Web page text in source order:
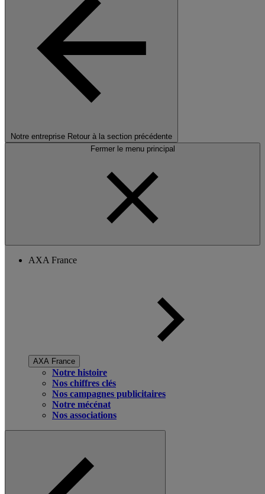
Notre entreprise Retour à la section précédente
Fermer le menu principal
AXA France
AXA France
Notre histoire
Nos chiffres clés
Nos campagnes publicitaires
Notre mécénat
Nos associations